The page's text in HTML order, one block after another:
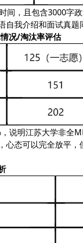
间，且包含3000字
我介绍和面试真题
况/淘汰率评估
说明江苏大学非全
心态可以完全放平